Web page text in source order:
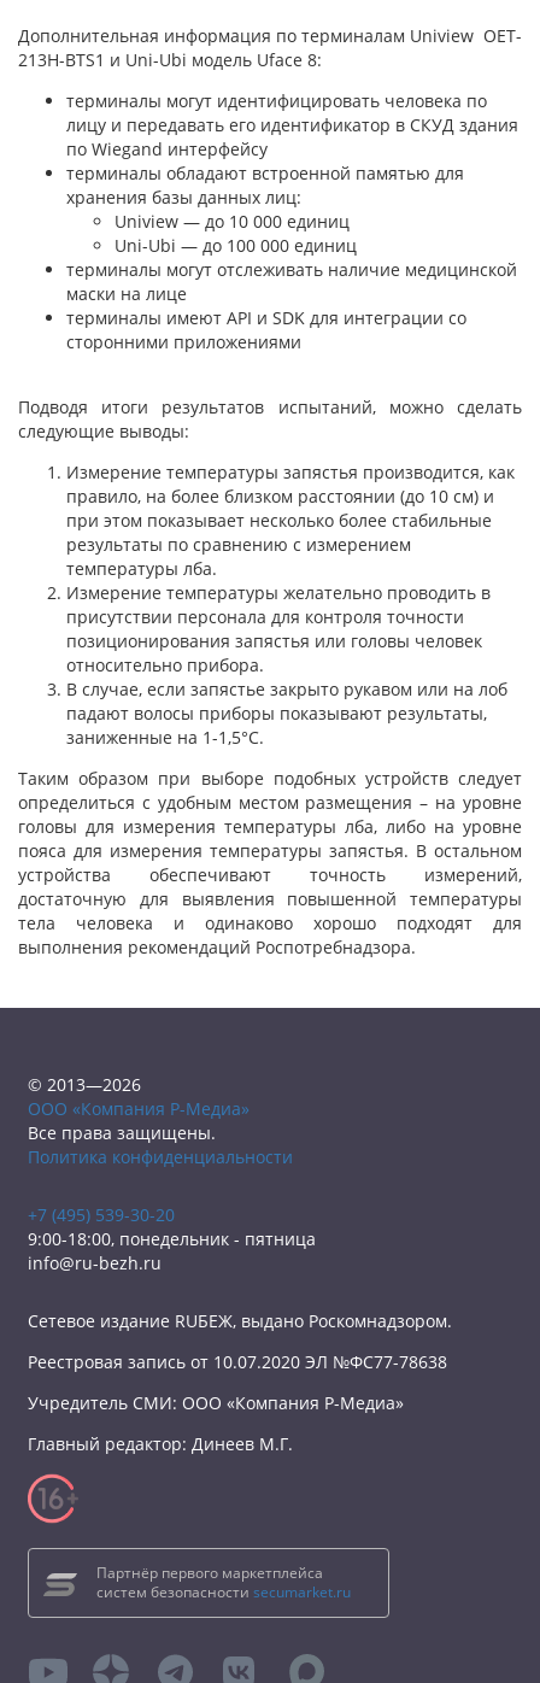
Дополнительная информация по терминалам Uniview OET-
213H-BTS1 и Uni-Ubi модель Uface 8:
терминалы могут идентифицировать человека по
лицу и передавать его идентификатор в СКУД здания
по Wiegand интерфейсу
терминалы обладают встроенной памятью для
хранения базы данных лиц:
Uniview — до 10 000 единиц
Uni-Ubi — до 100 000 единиц
терминалы могут отслеживать наличие медицинской
маски на лице
терминалы имеют API и SDK для интеграции со
сторонними приложениями
Подводя итоги результатов испытаний, можно сделать
следующие выводы:
Измерение температуры запястья производится, как
правило, на более близком расстоянии (до 10 см) и
при этом показывает несколько более стабильные
результаты по сравнению с измерением
температуры лба.
Измерение температуры желательно проводить в
присутствии персонала для контроля точности
позиционирования запястья или головы человек
относительно прибора.
В случае, если запястье закрыто рукавом или на лоб
падают волосы приборы показывают результаты,
заниженные на 1-1,5°С.
Таким образом при выборе подобных устройств следует
определиться с удобным местом размещения – на уровне
головы для измерения температуры лба, либо на уровне
пояса для измерения температуры запястья. В остальном
устройства обеспечивают точность измерений,
достаточную для выявления повышенной температуры
тела человека и одинаково хорошо подходят для
выполнения рекомендаций Роспотребнадзора.
© 2013—2026
ООО «Компания Р-Медиа»
Все права защищены.
Политика конфиденциальности
+7 (495) 539-30-20
9:00-18:00, понедельник - пятница
info@ru-bezh.ru
Сетевое издание RUБЕЖ, выдано Роскомнадзором.
Реестровая запись от 10.07.2020 ЭЛ №ФС77-78638
Учредитель СМИ: ООО «Компания Р-Медиа»
Главный редактор: Динеев М.Г.
Партнёр первого маркетплейса
систем безопасности secumarket.ru